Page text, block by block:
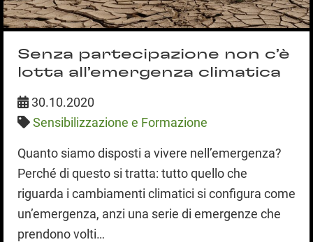
Senza partecipazione non c’è
lotta all’emergenza climatica
30.10.2020
Sensibilizzazione e Formazione
Quanto siamo disposti a vivere nell’emergenza?
Perché di questo si tratta: tutto quello che
riguarda i cambiamenti climatici si configura come
un’emergenza, anzi una serie di emergenze che
prendono volti…